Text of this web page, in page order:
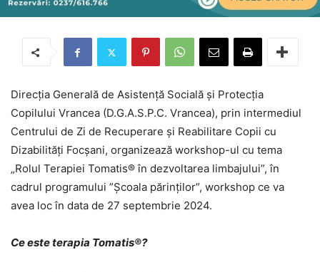
Direcția Generală de Asistență Socială și Protecția
Copilului Vrancea (D.G.A.S.P.C. Vrancea), prin intermediul
Centrului de Zi de Recuperare și Reabilitare Copii cu
Dizabilități Focșani, organizează workshop-ul cu tema
„Rolul Terapiei Tomatis® în dezvoltarea limbajului”, în
cadrul programului ”Școala părinților”, workshop ce va
avea loc în data de 27 septembrie 2024.
Ce este terapia Tomatis®?